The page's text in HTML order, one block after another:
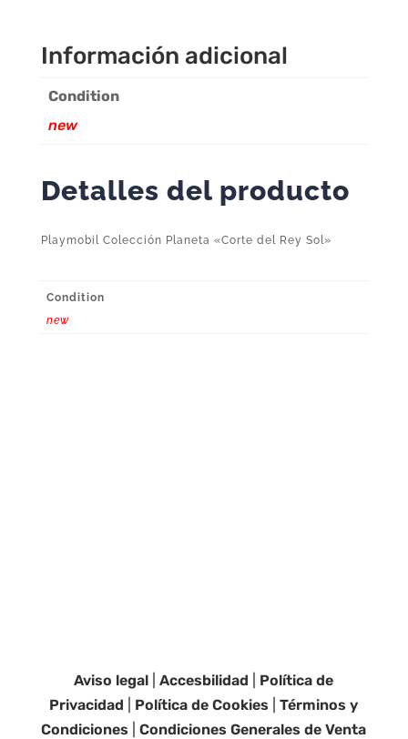
Información adicional
Condition
new
Detalles del producto
Playmobil Colección Planeta «Corte del Rey Sol»
Condition
new
Aviso legal |Accesbilidad
Política de
Privacidad
Política de Cookies |Términos y
Condiciones |Condiciones Generales de Venta